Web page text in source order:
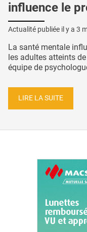
influence le
Actualité publiée il y a 3
La santé mentale
les adultes atteints
équipe de
LIRE LA SUITE